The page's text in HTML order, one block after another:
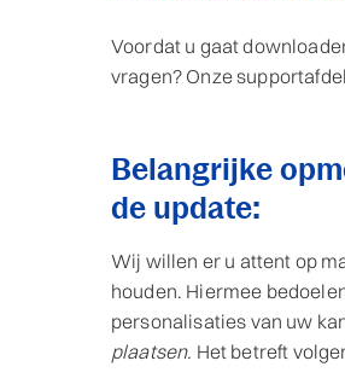
Voordat u gaat
vragen? Onze
Belangrijke
de update:
Wij willen er u attent op
houden. Hiermee
personalisaties van uw
plaatsen. Het betreft